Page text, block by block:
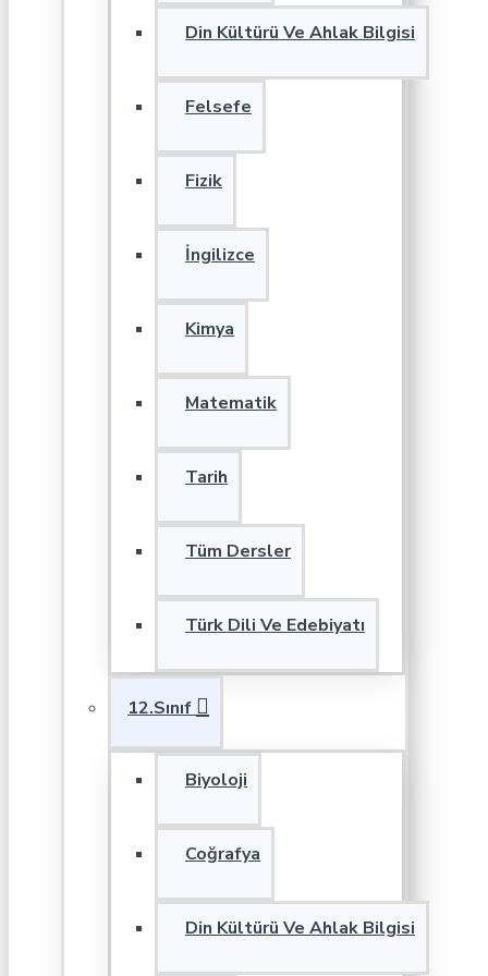
Din Kültürü Ve Ahlak Bilgisi
Felsefe
Fizik
İngilizce
Kimya
Matematik
Tarih
Tüm Dersler
Türk Dili Ve Edebiyatı
12.Sınıf
Biyoloji
Coğrafya
Din Kültürü Ve Ahlak Bilgisi